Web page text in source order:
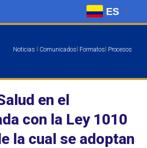
Noticias Comunicados Formatos Procesos
en el
con la Ley 1010
la cual se adoptan
ES